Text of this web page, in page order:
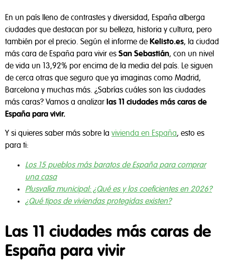
En un país lleno de contrastes y diversidad, España alberga
ciudades que destacan por su belleza, historia y cultura, pero
también por el precio. Según el informe de Kelisto.es, la ciudad
más cara de España para vivir es San Sebastián, con un nivel
de vida un 13,92% por encima de la media del país. Le siguen
de cerca otras que seguro que ya imaginas como Madrid,
Barcelona y muchas más. ¿Sabrías cuáles son las ciudades
más caras? Vamos a analizar las 11 ciudades más caras de
España para vivir.
Y si quieres saber más sobre la vivienda en España, esto es
para ti:
Los 15 pueblos más baratos de España para comprar
una casa
Plusvalía municipal: ¿Qué es y los coeficientes en 2026?
¿Qué tipos de viviendas protegidas existen?
Las 11 ciudades más caras de
España para vivir